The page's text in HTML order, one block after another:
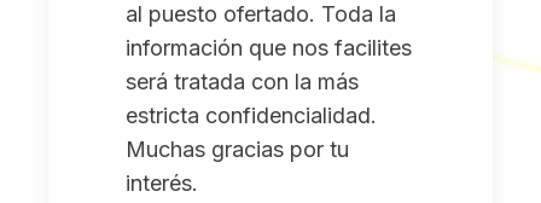
al puesto ofertado. Toda la
información que nos facilites
será tratada con la más
estricta confidencialidad.
Muchas gracias por tu
interés.